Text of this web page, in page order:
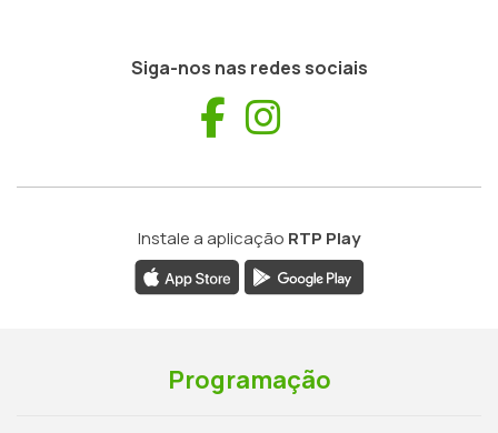
Siga-nos nas redes sociais
Facebook
Instale a aplicação RTP Play
Programação